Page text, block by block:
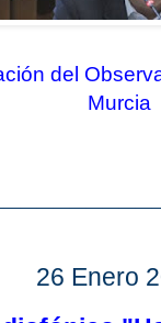
del
Murcia
26 Enero